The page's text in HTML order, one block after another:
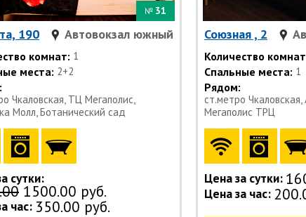
№ 31
190 Автовокзал южный
комнат: 1
места: 2+2
Чкаловская, ТЦ Мегаполис,
Молл, Ботанический сад
сутки:
1500.00 руб.
час: 350.00 руб.
Союзная , 2
Количество
Спальные места: 1
Рядом:
ст.метро
Мегаполис ТРЦ
Цена за сутки:
Цена за час: